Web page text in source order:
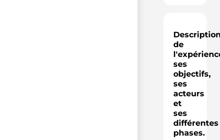
de
ses
objectifs,
ses
acteurs
et
ses
différentes
phases.